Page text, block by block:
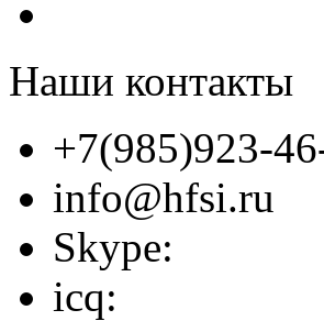
Наши контакты
+7(985)923-
info@hfsi.ru
Skype:
icq: